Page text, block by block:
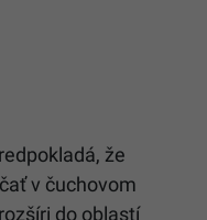
že
v čuchovom
do oblastí